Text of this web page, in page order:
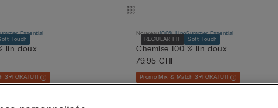
Touch
Essential
lin doux
3+1 GRATUIT
REGULAR FIT Soft Touch
Nouveau100% LinoSummer Essential
Chemise 100 % lin doux
79.95 CHF
Promo Mix & Match 3+1 GRATUIT